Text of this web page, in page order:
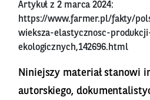
Artykuł z 2 marca 2024:
https://www.farmer.pl/fakty/
wieksza-elastycznosc-
ekologicznych,142696.html
Niniejszy materiał stanowi
autorskiego,